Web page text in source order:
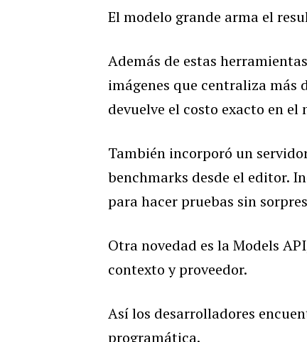
El modelo grande arma el
Además de estas
imágenes que centraliza más
devuelve el costo exacto en el
También incorporó un
benchmarks desde el editor.
para hacer pruebas sin
Otra novedad es la Models
contexto y proveedor.
Así los desarrolladores
programática.